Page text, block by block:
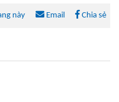
này Email Chia sẻ